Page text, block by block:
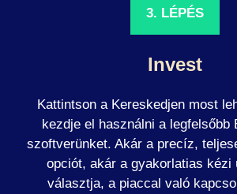
3. LÉPÉS
Invest
Kattintson a Kereskedjen most
kezdje el használni a legfelsőbb
szoftverünket. Akár a precíz,
opciót, akár a gyakorlatias kézi
választja, a piaccal való